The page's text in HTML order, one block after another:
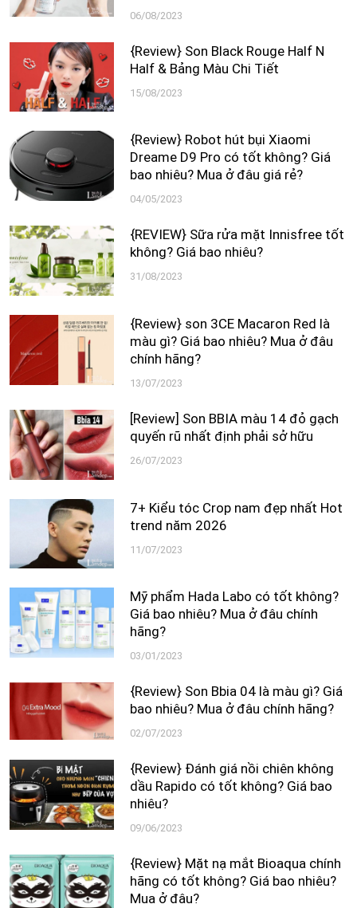
06/08/2023
{Review} Son Black Rouge Half N
Half & Bảng Màu Chi Tiết
15/08/2023
{Review} Robot hút bụi Xiaomi
Dreame D9 Pro có tốt không? Giá
bao nhiêu? Mua ở đâu giá rẻ?
04/05/2023
{REVIEW} Sữa rửa mặt Innisfree tốt
không? Giá bao nhiêu?
31/08/2023
{Review} son 3CE Macaron Red là
màu gì? Giá bao nhiêu? Mua ở đâu
chính hãng?
13/07/2023
[Review] Son BBIA màu 14 đỏ gạch
quyến rũ nhất định phải sở hữu
26/07/2023
7+ Kiểu tóc Crop nam đẹp nhất Hot
trend năm 2026
11/07/2023
Mỹ phẩm Hada Labo có tốt không?
Giá bao nhiêu? Mua ở đâu chính
hãng?
03/01/2023
{Review} Son Bbia 04 là màu gì? Giá
bao nhiêu? Mua ở đâu chính hãng?
02/07/2023
{Review} Đánh giá nồi chiên không
dầu Rapido có tốt không? Giá bao
nhiêu?
09/06/2023
{Review} Mặt nạ mắt Bioaqua chính
hãng có tốt không? Giá bao nhiêu?
Mua ở đâu?